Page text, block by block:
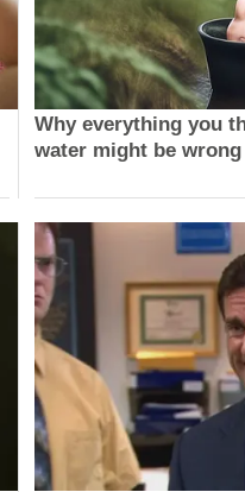
Why everything you
water might be wrong